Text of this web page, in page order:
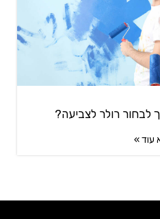
לבחור רולר לצביעה?
עוד »